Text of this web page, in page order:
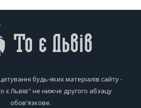
будь-яких матеріалів сайту -
є Львів" не нижче другого абзацу
обов'язкове.